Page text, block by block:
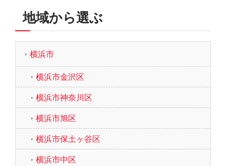
地域から選ぶ
横浜市
横浜市金沢区
横浜市神奈川区
横浜市旭区
横浜市保土ヶ谷区
横浜市中区